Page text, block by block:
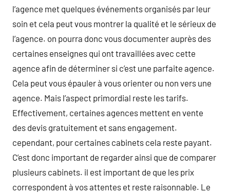
l’agence met quelques événements organisés par leur
soin et cela peut vous montrer la qualité et le sérieux de
l’agence. on pourra donc vous documenter auprès des
certaines enseignes qui ont travaillées avec cette
agence afin de déterminer si c’est une parfaite agence.
Cela peut vous épauler à vous orienter ou non vers une
agence. Mais l’aspect primordial reste les tarifs.
Effectivement, certaines agences mettent en vente
des devis gratuitement et sans engagement.
cependant, pour certaines cabinets cela reste payant.
C’est donc important de regarder ainsi que de comparer
plusieurs cabinets. il est important de que les prix
correspondent à vos attentes et reste raisonnable. Le